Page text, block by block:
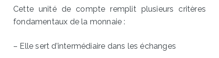
Cette unité de compte remplit plusieurs critères
fondamentaux de la monnaie :
– Elle sert d’intermédiaire dans les échanges